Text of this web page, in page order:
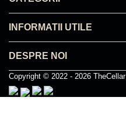
INFORMATII UTILE
DESPRE NOI
Copyright © 2022 - 2026 TheCellar